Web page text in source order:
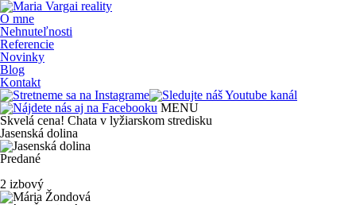
O mne
Nehnuteľnosti
Referencie
Novinky
Blog
Kontakt
MENU
Skvelá cena! Chata v lyžiarskom stredisku
Jasenská dolina
Predané
2 izbový